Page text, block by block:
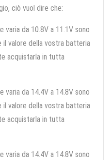
ciò vuol dire che:
da 10.8V a 11.1V sono
il valore della vostra batteria
acquistarla in tutta
da 14.4V a 14.8V sono
il valore della vostra batteria
acquistarla in tutta
da 14.4V a 14.8V sono